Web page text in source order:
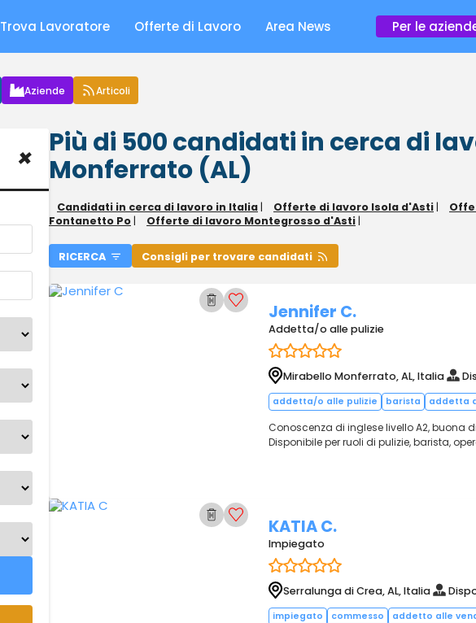
Trova Lavoratore Offerte di Lavoro Area News Per le
Aziende Articoli
× Più di 500candidati in cerca di
Monferrato (AL)
Candidati in cerca di lavoro in Italia | Offerte di lavoro Isola d'Asti |
Fontanetto Po | Offerte di lavoro Montegrosso d'Asti |
RICERCA Consigli per trovare candidati
Jennifer C.
Addetta/o alle pulizie
Mirabello Monferrato, AL, Italia
addetta/o alle pulizie barista addetta
Conoscenza di inglese livello A2, buona
Disponibile per ruoli di pulizie, barista,
KATIA C.
Impiegato
Serralunga di Crea, AL, Italia
impiegato commesso addetto alle